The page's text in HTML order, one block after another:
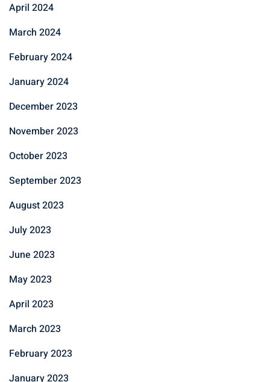
April 2024
March 2024
February 2024
January 2024
December 2023
November 2023
October 2023
September 2023
August 2023
July 2023
June 2023
May 2023
April 2023
March 2023
February 2023
January 2023